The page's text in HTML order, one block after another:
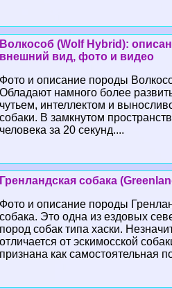
Волкособ (Wolf Hybrid):
внешний вид, фото и видео
Фото и описание породы
Обладают намного более
чутьем, интеллектом и
собаки. В замкнутом
человека за 20 секунд....
Гренландская собака
Фото и описание породы
собака. Это одна из ездовых
пород собак типа хаски.
отличается от эскимосской
признана как самостоятельная